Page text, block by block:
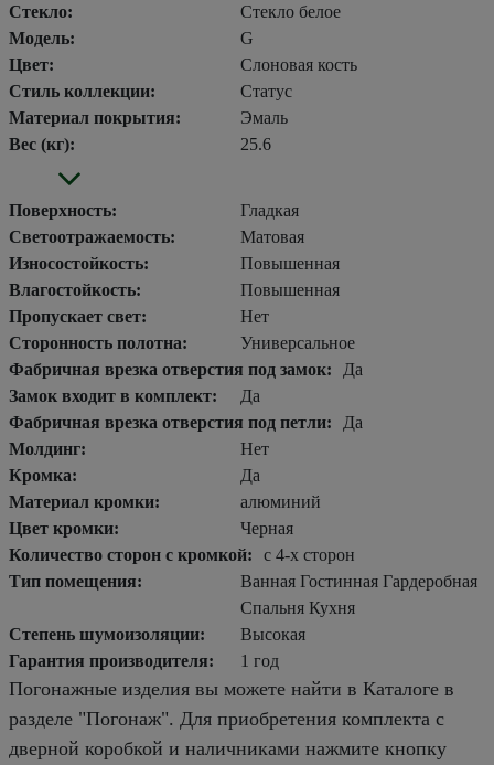
Стекло:
Стекло белое
Модель:
G
Цвет:
Слоновая кость
Стиль коллекции:
Статус
Материал покрытия:
Эмаль
Вес (кг):
25.6
Поверхность:
Гладкая
Светоотражаемость:
Матовая
Износостойкость:
Повышенная
Влагостойкость:
Повышенная
Пропускает свет:
Нет
Сторонность полотна:
Универсальное
Фабричная врезка отверстия под замок:
Да
Замок входит в комплект:
Да
Фабричная врезка отверстия под петли:
Да
Молдинг:
Нет
Кромка:
Да
Материал кромки:
алюминий
Цвет кромки:
Черная
Количество сторон с кромкой:
с 4-х сторон
Тип помещения:
Ванная Гостинная Гардеробная
Спальня Кухня
Степень шумоизоляции:
Высокая
Гарантия производителя:
1 год
Погонажные изделия вы можете найти в Каталоге в
разделе "Погонаж". Для приобретения комплекта с
дверной коробкой и наличниками нажмите кнопку